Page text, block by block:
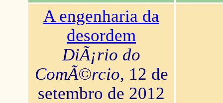
A engenharia da
desordem
DiÃ¡rio do
ComÃ©rcio, 12 de
setembro de 2012